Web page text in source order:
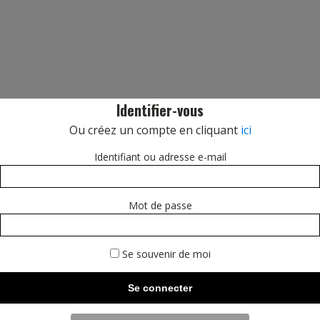
Identifier-vous
Ou créez un compte en cliquant ici
Identifiant ou adresse e-mail
Mot de passe
Se souvenir de moi